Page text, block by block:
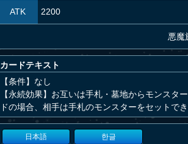
ATK 2200
悪魔
カードテキスト
【条件】なし
【永続効果】お互いは手札・墓地からモンスタ
ドの場合、相手は手札のモンスターをセットでき
日本語 한글